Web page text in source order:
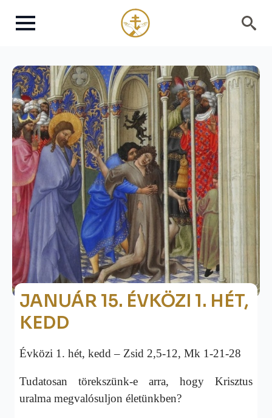
JANUÁR 15. ÉVKÖZI 1. HÉT,
KEDD
Évközi 1. hét, kedd – Zsid 2,5-12, Mk 1-21-28
Tudatosan törekszünk-e arra, hogy Krisztus
uralma megvalósuljon életünkben?